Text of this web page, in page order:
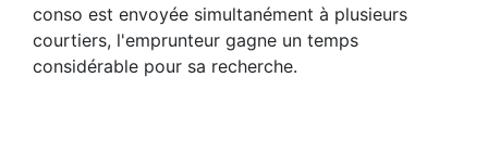
conso est envoyée simultanément à plusieurs
courtiers, l'emprunteur gagne un temps
considérable pour sa recherche.